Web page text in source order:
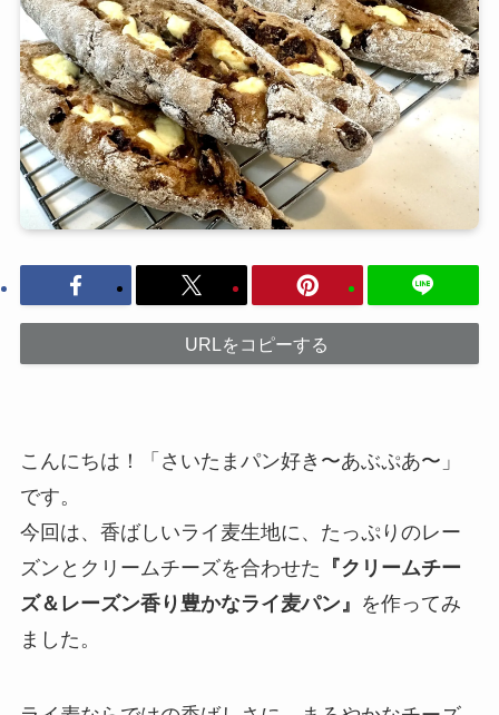
URLをコピーする
こんにちは！「さいたまパン好き〜あぶぷあ〜」
です。
今回は、香ばしいライ麦生地に、たっぷりのレー
ズンとクリームチーズを合わせた 『クリームチー
ズ＆レーズン香り豊かなライ麦パン』 を作ってみ
ました。